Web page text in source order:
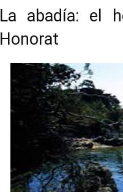
La abadía: el
Honorat